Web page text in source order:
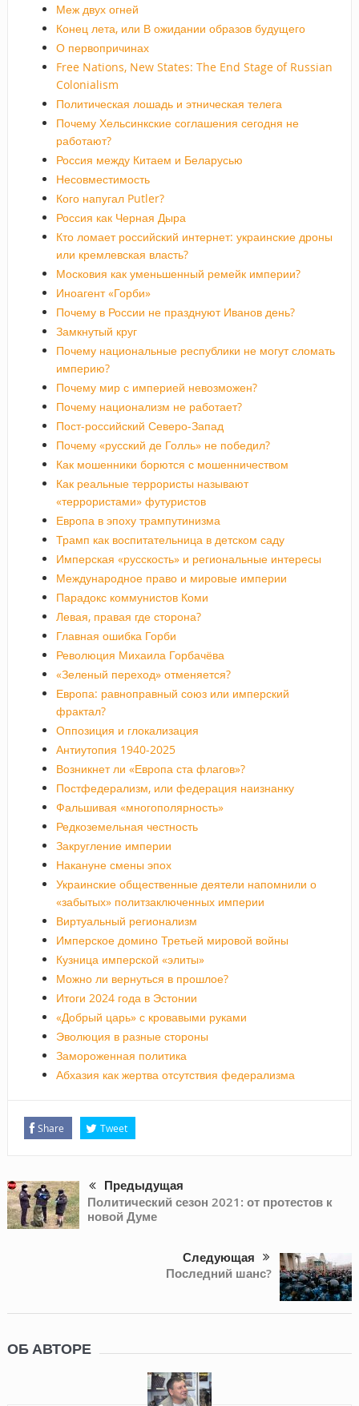
Меж двух огней
Конец лета, или В ожидании образов будущего
О первопричинах
Free Nations, New States: The End Stage of Russian
Colonialism
Политическая лошадь и этническая телега
Почему Хельсинкские соглашения сегодня не
работают?
Россия между Китаем и Беларусью
Несовместимость
Кого напугал Putler?
Россия как Черная Дыра
Кто ломает российский интернет: украинские дроны
или кремлевская власть?
Московия как уменьшенный ремейк империи?
Иноагент «Горби»
Почему в России не празднуют Иванов день?
Замкнутый круг
Почему национальные республики не могут сломать
империю?
Почему мир с империей невозможен?
Почему национализм не работает?
Пост-российский Северо-Запад
Почему «русский де Голль» не победил?
Как мошенники борются с мошенничеством
Как реальные террористы называют
«террористами» футуристов
Европа в эпоху трампутинизма
Трамп как воспитательница в детском саду
Имперская «русскость» и региональные интересы
Международное право и мировые империи
Парадокс коммунистов Коми
Левая, правая где сторона?
Главная ошибка Горби
Революция Михаила Горбачёва
«Зеленый переход» отменяется?
Европа: равноправный союз или имперский
фрактал?
Оппозиция и глокализация
Антиутопия 1940-2025
Возникнет ли «Европа ста флагов»?
Постфедерализм, или федерация наизнанку
Фальшивая «многополярность»
Редкоземельная честность
Закругление империи
Накануне смены эпох
Украинские общественные деятели напомнили о
«забытых» политзаключенных империи
Виртуальный регионализм
Имперское домино Третьей мировой войны
Кузница имперской «элиты»
Можно ли вернуться в прошлое?
Итоги 2024 года в Эстонии
«Добрый царь» с кровавыми руками
Эволюция в разные стороны
Замороженная политика
Абхазия как жертва отсутствия федерализма
Share Tweet
Предыдущая
Политический сезон 2021: от протестов к
новой Думе
Следующая
Последний шанс?
ОБ АВТОРЕ